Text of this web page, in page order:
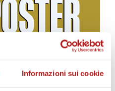
Informazioni sui cookie